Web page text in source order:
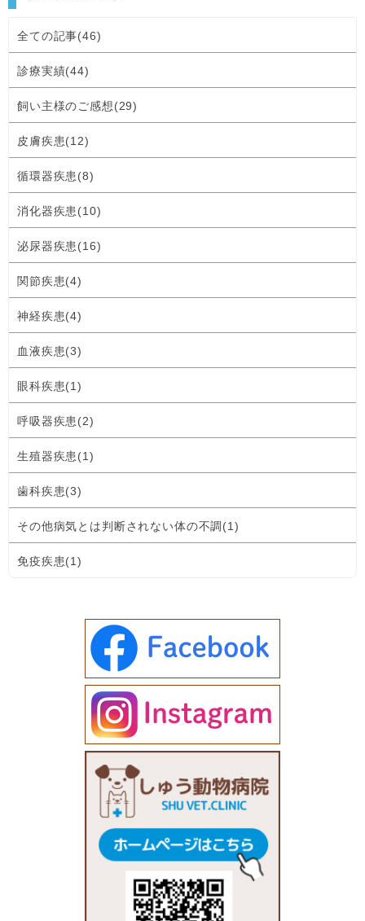
全ての記事(46)
診療実績(44)
飼い主様のご感想(29)
皮膚疾患(12)
循環器疾患(8)
消化器疾患(10)
泌尿器疾患(16)
関節疾患(4)
神経疾患(4)
血液疾患(3)
眼科疾患(1)
呼吸器疾患(2)
生殖器疾患(1)
歯科疾患(3)
その他病気とは判断されない体の不調(1)
免疫疾患(1)